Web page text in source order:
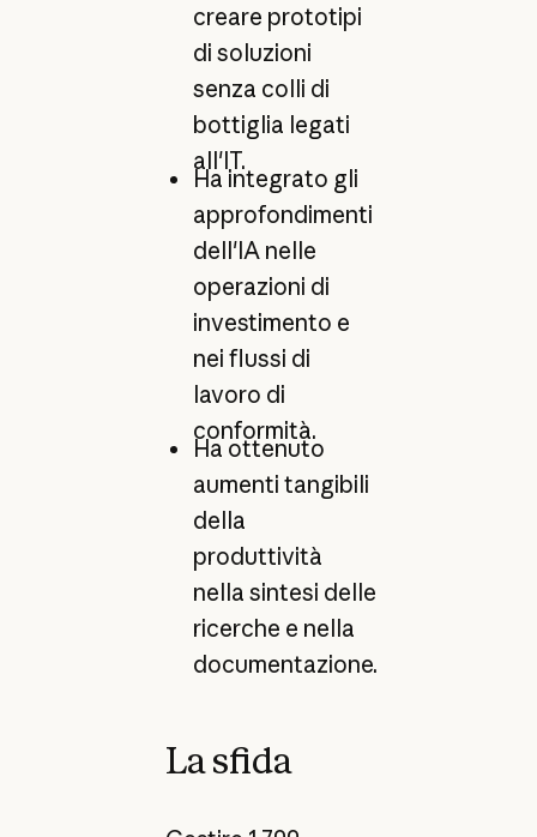
creare prototipi
di soluzioni
senza colli di
bottiglia legati
all'IT.
Ha integrato gli
approfondimenti
dell'IA nelle
operazioni di
investimento e
nei flussi di
lavoro di
conformità.
Ha ottenuto
aumenti tangibili
della
produttività
nella sintesi delle
ricerche e nella
documentazione.
La sfida